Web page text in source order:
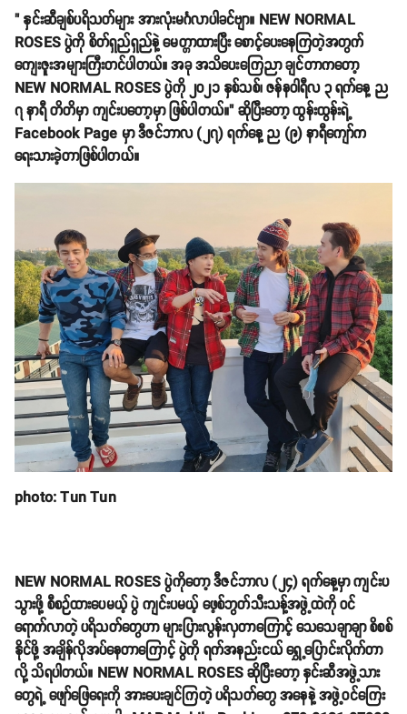
" နှင်းဆီချစ်ပရိသတ်များ အားလုံးမင်္ဂလာပါခင်ဗျာ။ NEW NORMAL
ROSES ပွဲကို စိတ်ရှည်ရှည်နဲ့ မေတ္တာထားပြီး စောင့်ပေးနေကြတဲ့အတွက်
ကျေးဇူးအများကြီးတင်ပါတယ်။ အခု အသိပေးကြေညာ ချင်တာကတော့
NEW NORMAL ROSES ပွဲကို ၂၀၂၁ နှစ်သစ်၊ ဇန်နဝါရီလ ၃ ရက်နေ့ ည
၇ နာရီ တိတိမှာ ကျင်းပတော့မှာ ဖြစ်ပါတယ်။" ဆိုပြီးတော့ ထွန်းထွန်းရဲ့
Facebook Page မှာ ဒီဇင်ဘာလ (၂၇) ရက်နေ့ ည (၉) နာရီကျော်က
ရေးသားခဲ့တာဖြစ်ပါတယ်။
photo: Tun Tun
NEW NORMAL ROSES ပွဲကိုတော့ ဒီဇင်ဘာလ (၂၄) ရက်နေ့မှာ ကျင်းပ
သွားဖို့ စီစဉ်ထားပေမယ့် ပွဲ ကျင်းပမယ့် ဖေ့စ်ဘွတ်သီးသန့်အဖွဲ့ထဲကို ဝင်
ရောက်လာတဲ့ ပရိသတ်တွေဟာ များပြားလွန်းလှတာကြောင့် သေသေချာချာ စိစစ်
နိုင်ဖို့ အချိန်လိုအပ်နေတာကြောင့် ပွဲကို ရက်အနည်းငယ် ရွှေ့ပြောင်းလိုက်တာ
လို့ သိရပါတယ်။ NEW NORMAL ROSES ဆိုပြီးတော့ နှင်းဆီအဖွဲ့သား
တွေရဲ့ ဖျော်ဖြေရေးကို အားပေးချင်ကြတဲ့ ပရိသတ်တွေ အနေနဲ့ အဖွဲ့ဝင်ကြေး